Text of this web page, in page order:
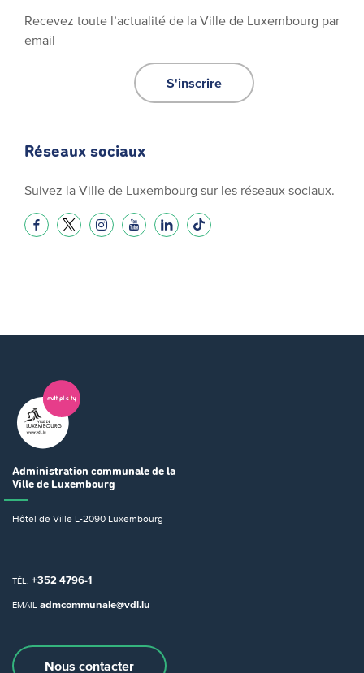
Recevez toute l’actualité de la Ville de Luxembourg par
email
S'inscrire
Réseaux sociaux
Suivez la Ville de Luxembourg sur les réseaux sociaux.
Administration communale de la
Ville de Luxembourg
Hôtel de Ville L-2090 Luxembourg
TÉL. +352 4796-1
EMAIL admcommunale@vdl.lu
Nous contacter